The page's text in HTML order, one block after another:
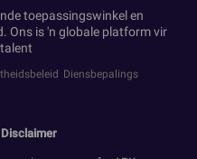
toepassingswinkel en
Ons is 'n globale platform vir
Diensbepalings